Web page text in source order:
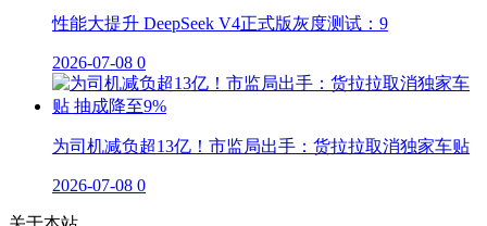
性能大提升 DeepSeek V4正式版灰度测试：9
2026-07-08 0
为司机减负超13亿！市监局出手：货拉拉取消独家车贴
2026-07-08 0